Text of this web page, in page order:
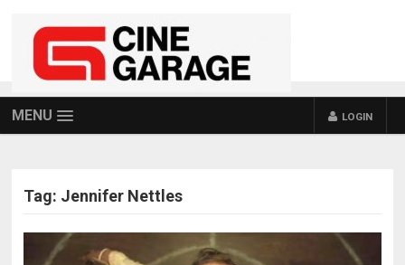
MENU LOGIN
Tag: Jennifer Nettles